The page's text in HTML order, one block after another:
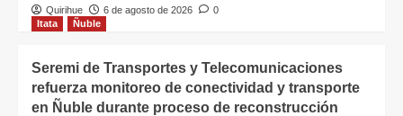
Quirihue 6 de agosto de 2026
0
Itata
Ñuble
Seremi de Transportes y Telecomunicaciones
refuerza monitoreo de conectividad y transporte
en Ñuble durante proceso de reconstrucción